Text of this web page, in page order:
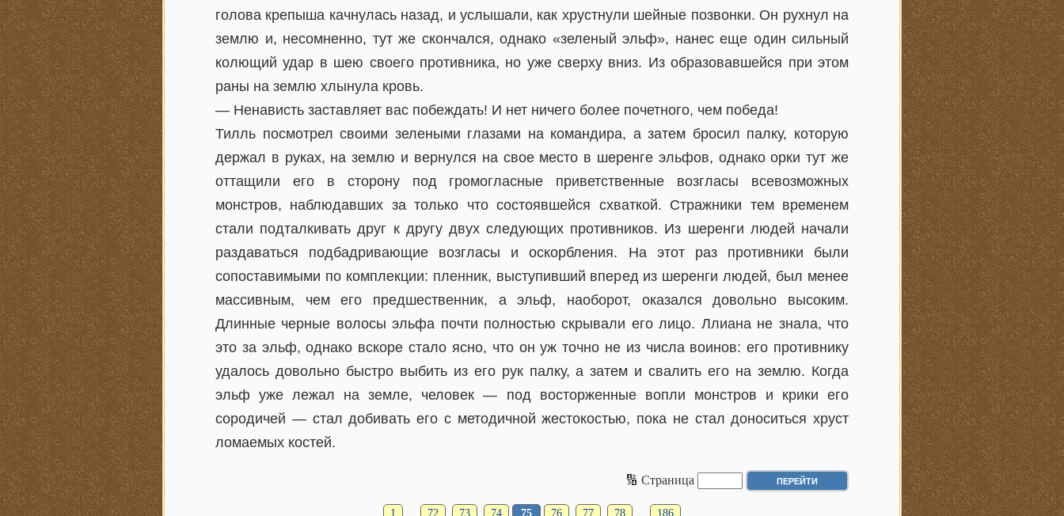
голова крепыша качнулась назад, и услышали, как хрустнули шейные позвонки. Он рухнул на
землю и, несомненно, тут же скончался, однако «зеленый эльф», нанес еще один сильный
колющий удар в шею своего противника, но уже сверху вниз. Из образовавшейся при этом
раны на землю хлынула кровь.
— Ненависть заставляет вас побеждать! И нет ничего более почетного, чем победа!
Тилль посмотрел своими зелеными глазами на командира, а затем бросил палку, которую
держал в руках, на землю и вернулся на свое место в шеренге эльфов, однако орки тут же
оттащили его в сторону под громогласные приветственные возгласы всевозможных
монстров, наблюдавших за только что состоявшейся схваткой. Стражники тем временем
стали подталкивать друг к другу двух следующих противников. Из шеренги людей начали
раздаваться подбадривающие возгласы и оскорбления. На этот раз противники были
сопоставимыми по комплекции: пленник, выступивший вперед из шеренги людей, был менее
массивным, чем его предшественник, а эльф, наоборот, оказался довольно высоким.
Длинные черные волосы эльфа почти полностью скрывали его лицо. Ллиана не знала, что
это за эльф, однако вскоре стало ясно, что он уж точно не из числа воинов: его противнику
удалось довольно быстро выбить из его рук палку, а затем и свалить его на землю. Когда
эльф уже лежал на земле, человек — под восторженные вопли монстров и крики его
сородичей — стал добивать его с методичной жестокостью, пока не стал доноситься хруст
ломаемых костей.
🔢 Страница
1 72 73 74 75 76 77 78 186